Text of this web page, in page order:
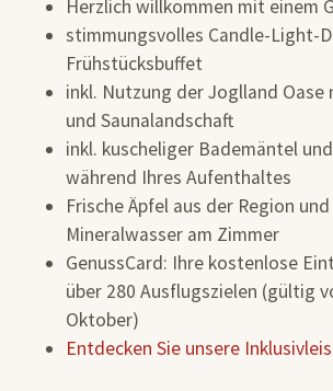
Herzlich willkommen mit einem
stimmungsvolles Candle-Light-
Frühstücksbuffet
inkl. Nutzung der Joglland Oase
und Saunalandschaft
inkl. kuscheliger Bademäntel
während Ihres Aufenthaltes
Frische Äpfel aus der Region
Mineralwasser am Zimmer
GenussCard: Ihre kostenlose
über 280 Ausflugszielen (gültig
Oktober)
Entdecken Sie unsere